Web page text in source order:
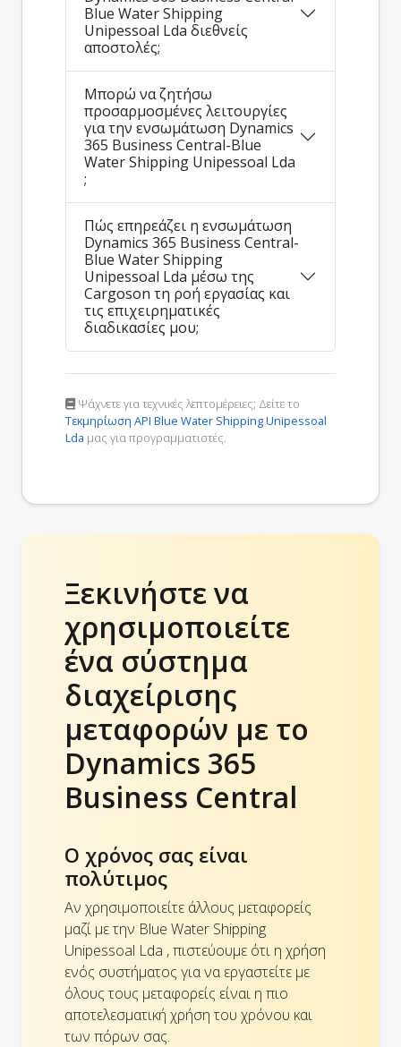
Blue Water Shipping
Unipessoal Lda διεθνείς
αποστολές;
Μπορώ να ζητήσω
προσαρμοσμένες λειτουργίες
για την ενσωμάτωση Dynamics
365 Business Central-Blue
Water Shipping Unipessoal Lda
;
Πώς επηρεάζει η ενσωμάτωση
Dynamics 365 Business Central-
Blue Water Shipping
Unipessoal Lda μέσω της
Cargoson τη ροή εργασίας και
τις επιχειρηματικές
διαδικασίες μου;
Ψάχνετε για τεχνικές λεπτομέρειες; Δείτε το
Τεκμηρίωση API Blue Water Shipping Unipessoal
Lda μας για προγραμματιστές.
Ξεκινήστε να
χρησιμοποιείτε
ένα σύστημα
διαχείρισης
μεταφορών με το
Dynamics 365
Business Central
Ο χρόνος σας είναι
πολύτιμος
Αν χρησιμοποιείτε άλλους μεταφορείς
μαζί με την Blue Water Shipping
Unipessoal Lda , πιστεύουμε ότι η χρήση
ενός συστήματος για να εργαστείτε με
όλους τους μεταφορείς είναι η πιο
αποτελεσματική χρήση του χρόνου και
των πόρων σας.